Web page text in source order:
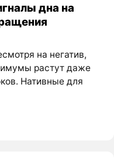
дна на
на негатив,
растут даже
Нативные для